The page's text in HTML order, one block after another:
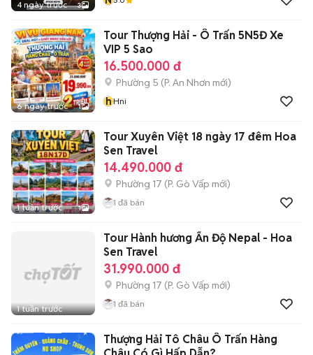
4 ngày trước 3
6 ngày trước 1
Tour Thượng Hải - Ô Trấn 5N5Đ Xe
VIP 5 Sao
16.500.000 đ
Phường 5 (P. An Nhơn mới)
hHni
1 tuần trước 1
Tour Xuyên Việt 18 ngày 17 đêm Hoa
Sen Travel
14.490.000 đ
Phường 17 (P. Gò Vấp mới)
1 đã bán
1 tuần trước
Tour Hành hương Ấn Độ Nepal - Hoa
Sen Travel
31.990.000 đ
Phường 17 (P. Gò Vấp mới)
1 đã bán
Thượng Hải Tô Châu Ô Trấn Hàng